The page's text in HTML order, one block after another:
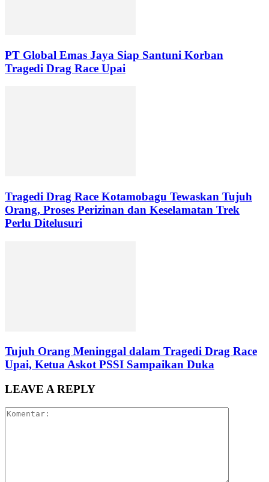
PT Global Emas Jaya Siap Santuni Korban
Tragedi Drag Race Upai
Tragedi Drag Race Kotamobagu Tewaskan Tujuh
Orang, Proses Perizinan dan Keselamatan Trek
Perlu Ditelusuri
Tujuh Orang Meninggal dalam Tragedi Drag Race
Upai, Ketua Askot PSSI Sampaikan Duka
LEAVE A REPLY